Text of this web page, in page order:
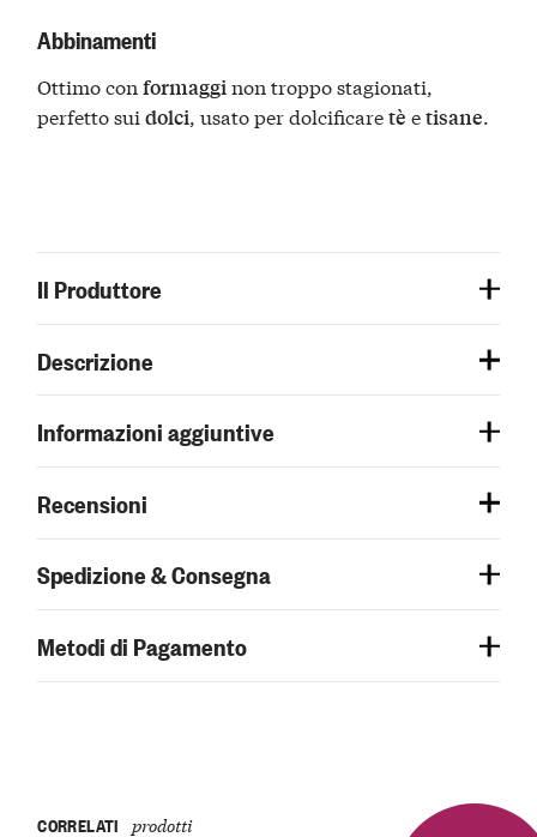
Abbinamenti
Ottimo conformagginon troppo stagionati,
perfetto suidolci, usato per dolcificaretè etisane.
Il Produttore
Descrizione
Informazioni aggiuntive
Recensioni
Spedizione & Consegna
Metodi di Pagamento
CORRELATI prodotti